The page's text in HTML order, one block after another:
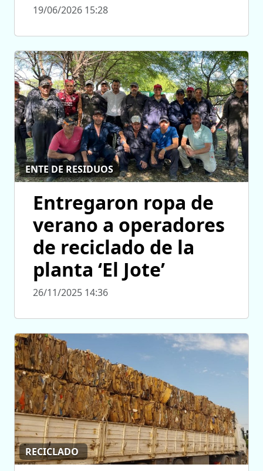
19/06/2026 15:28
ENTE DE RESIDUOS
Entregaron ropa de
verano a operadores
de reciclado de la
planta ‘El Jote’
26/11/2025 14:36
RECICLADO